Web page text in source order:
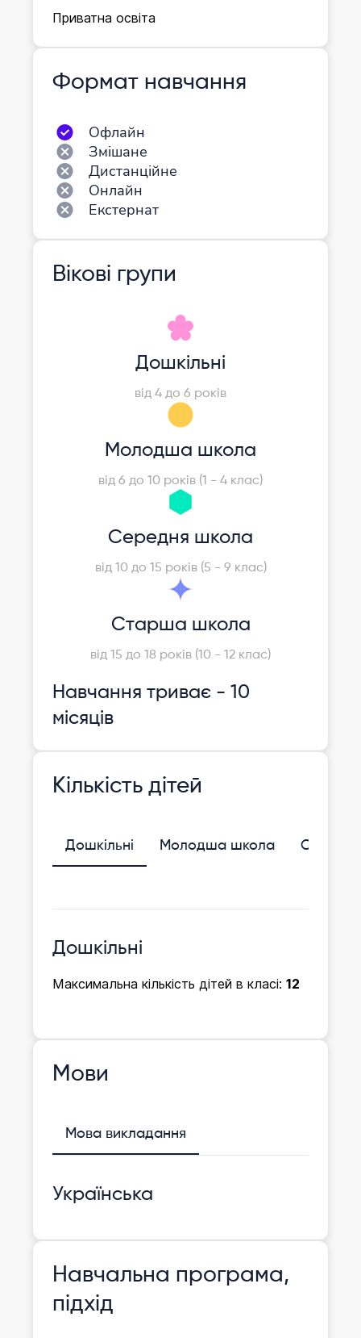
Приватна освіта
Формат навчання
Офлайн
Змішане
Дистанційне
Онлайн
Екстернат
Вікові групи
Дошкільні
від 4 до 6 років
Молодша школа
від 6 до 10 років (1 - 4 клас)
Середня школа
від 10 до 15 років (5 - 9 клас)
Старша школа
від 15 до 18 років (10 - 12 клас)
Навчання триває - 10
місяців
Кількість дітей
Дошкільні Молодша школа
Дошкільні
Максимальна кількість дітей в класі: 12
Мови
Мова викладання
Українська
Навчальна програма,
підхід